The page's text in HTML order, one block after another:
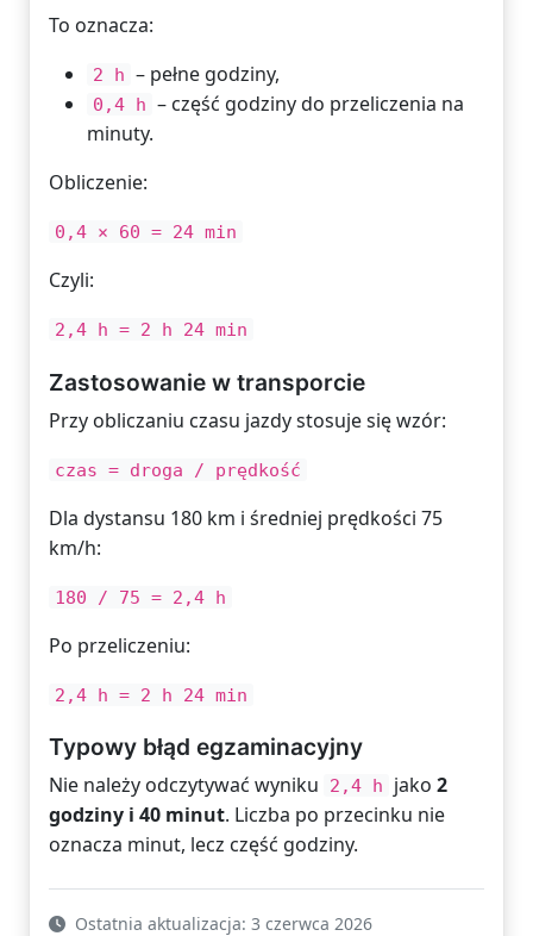
To oznacza:
2 h – pełne godziny,
0,4 h – część godziny do przeliczenia na
minuty.
Obliczenie:
0,4 × 60 = 24 min
Czyli:
2,4 h = 2 h 24 min
Zastosowanie w transporcie
Przy obliczaniu czasu jazdy stosuje się wzór:
czas = droga / prędkość
Dla dystansu 180 km i średniej prędkości 75
km/h:
180 / 75 = 2,4 h
Po przeliczeniu:
2,4 h = 2 h 24 min
Typowy błąd egzaminacyjny
Nie należy odczytywać wyniku 2,4 h jako 2
godziny i 40 minut. Liczba po przecinku nie
oznacza minut, lecz część godziny.
Ostatnia aktualizacja: 3 czerwca 2026